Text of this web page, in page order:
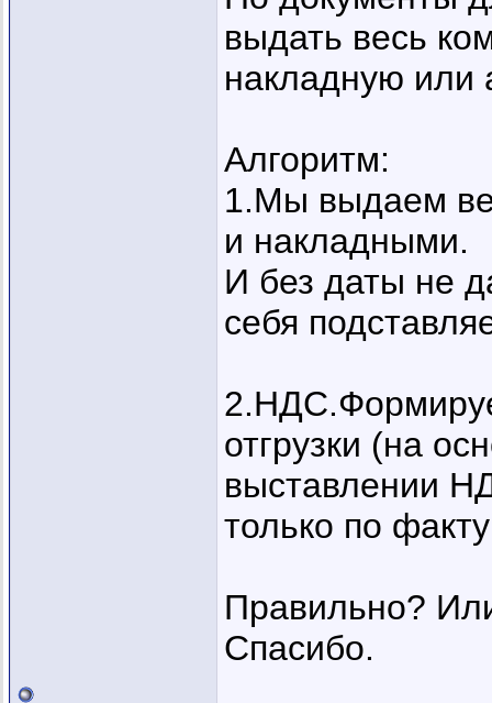
выдать весь
накладную или
Алгоритм:
1.Мы выдаем
и накладными.
И без даты не
себя
отгрузки (на
выставлении
только по
Правильно?
Спасибо.